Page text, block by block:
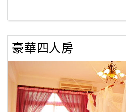
旅
卡
豪華四人房